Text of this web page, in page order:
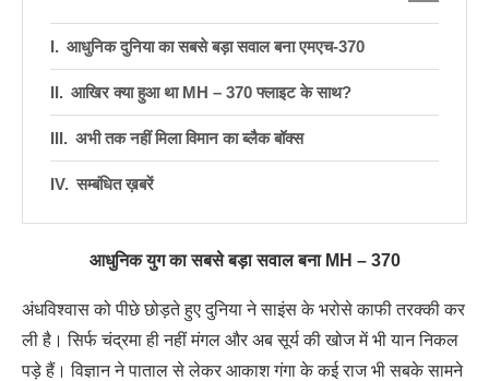
आधुनिक दुनिया का सबसे बड़ा सवाल बना एमएच-370
आखिर क्या हुआ था MH – 370 फ्लाइट के साथ?
अभी तक नहीं मिला विमान का ब्लैक बॉक्स
सम्बंधित ख़बरें
आधुनिक युग का सबसे बड़ा सवाल बना MH – 370
अंधविश्वास को पीछे छोड़ते हुए दुनिया ने साइंस के भरोसे काफी तरक्की कर
ली है। सिर्फ चंद्रमा ही नहीं मंगल और अब सूर्य की खोज में भी यान निकल
पड़े हैं। विज्ञान ने पाताल से लेकर आकाश गंगा के कई राज भी सबके सामने